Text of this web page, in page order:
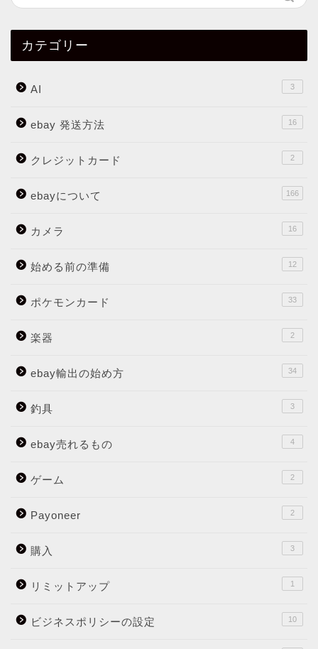
カテゴリー
AI 3
ebay 発送方法 16
クレジットカード 2
ebayについて 166
カメラ 16
始める前の準備 12
ポケモンカード 33
楽器 2
ebay輸出の始め方 34
釣具 3
ebay売れるもの 4
ゲーム 2
Payoneer 2
購入 3
リミットアップ 1
ビジネスポリシーの設定 10